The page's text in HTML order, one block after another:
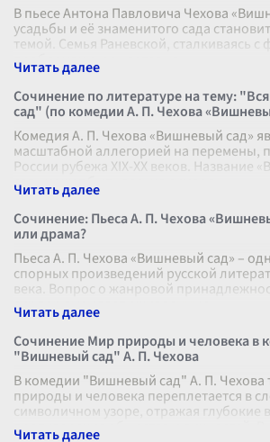
В пьесе Антона Павловича Чехова
усадьбы и её знаменитого сада
темой. Семья Раневской, сталкиваясь
проблемами, решается на
Сочинение по литературе на тему:
сад" (по комедии А. П. Чехова
Комедия А. П. Чехова «Вишневый сад»
масштабной аллегорией на перемены,
России рубежа XIX-XX веков. Название
сад» может быть весьма символ
Сочинение: Пьеса А. П. Чехова
или драма?
Пьеса А. П. Чехова «Вишневый сад» –
спорных произведений русской
века. Вопрос о жанровой
сих пор вызывает оживленные
Сочинение Мир природы и человека в
"Вишневый сад" А. П. Чехова
В комедии "Вишневый сад" А. П. Чехова
природы и человека переплетается в
символичном узоре, отражая глубокие
противоречия общества и личностей.